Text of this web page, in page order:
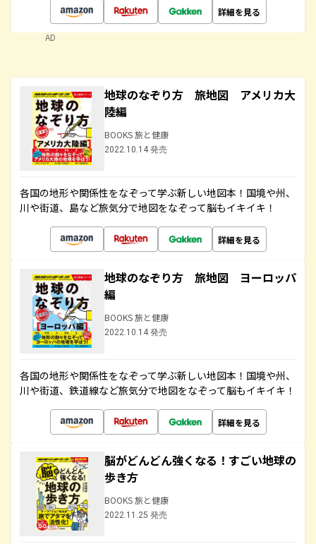
詳細を見る
AD
地球のなぞり方 旅地図 アメリカ大
陸編
BOOKS 旅と健康
2022.10.14 発売
各国の地形や関係性をなぞって学ぶ新しい地図本！国境や州、
川や街道、島など旅気分で地図をなぞって脳もイキイキ！
詳細を見る
地球のなぞり方 旅地図 ヨーロッパ
編
BOOKS 旅と健康
2022.10.14 発売
各国の地形や関係性をなぞって学ぶ新しい地図本！国境や州、
川や街道、鉄道線など旅気分で地図をなぞって脳もイキイキ！
詳細を見る
脳がどんどん強くなる！すごい地球の
歩き方
BOOKS 旅と健康
2022.11.25 発売